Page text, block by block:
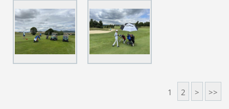
1 2 > >>